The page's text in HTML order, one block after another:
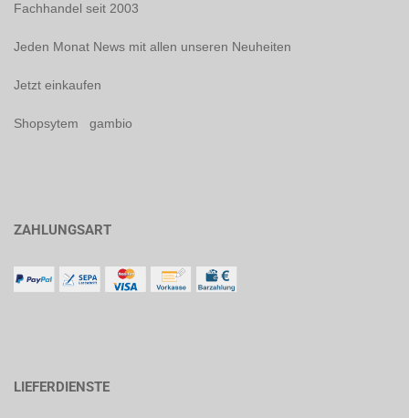
Fachhandel seit 2003
Jeden Monat News mit allen unseren Neuheiten
Jetzt einkaufen
Shopsytem gambio
ZAHLUNGSART
LIEFERDIENSTE